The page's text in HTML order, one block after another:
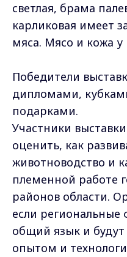
светлая, брама
карликовая имеет
мяса. Мясо и кожа у
Победители
дипломами,
подарками.
Участники
оценить, как
животноводство и
племенной работе
районов области.
если
общий язык и будут
опытом и